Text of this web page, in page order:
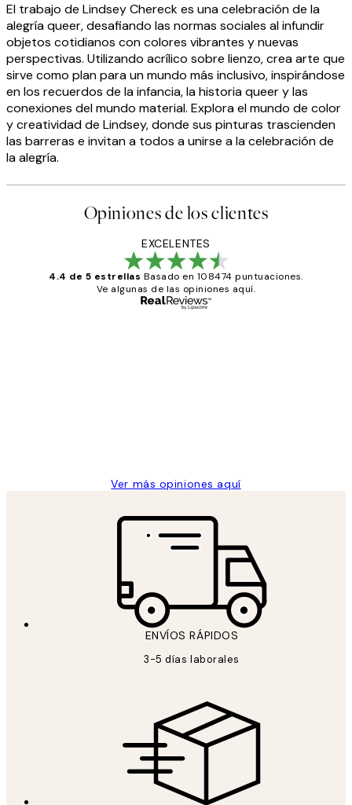
El trabajo de Lindsey Chereck es una celebración de la
alegría queer, desafiando las normas sociales al infundir
objetos cotidianos con colores vibrantes y nuevas
perspectivas. Utilizando acrílico sobre lienzo, crea arte que
sirve como plan para un mundo más inclusivo, inspirándose
en los recuerdos de la infancia, la historia queer y las
conexiones del mundo material. Explora el mundo de color
y creatividad de Lindsey, donde sus pinturas trascienden
las barreras e invitan a todos a unirse a la celebración de
la alegría.
Opiniones de los clientes
EXCELENTES
4.4 de 5 estrellas Basado en 108474 puntuaciones.
Ve algunas de las opiniones aquí.
Ver más opiniones aquí
ENVÍOS RÁPIDOS
3-5 días laborales